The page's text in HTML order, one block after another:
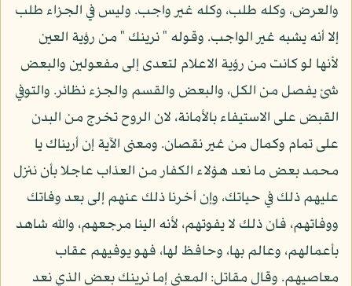
والعرض، وكله طلب، وكله غير واجب. وليس في الجزاء طلب
إلا أنه يشبه غير الواجب. وقوله " نرينك " من رؤية العين
لأنها لو كانت من رؤية الاعلام لتعدى إلى مفعولين والبعض
شئ يفصل من الكل، والبعض والقسم والجزء نظائر. والتوفي
القبض على الاستيفاء بالأمانة، لان الروح تخرج من البدن
على تمام وكمال من غير نقصان. ومعنى الآية إن أريناك يا
محمد بعض ما نعد هؤلاء الكفار من العذاب عاجلا بأن ننزل
عليهم ذلك في حياتك، وإن أخرنا ذلك عنهم إلى بعد وفاتك
ووفاتهم، فان ذلك لا يفوتهم، لأنه الينا مرجعهم، والله شاهد
بأعمالهم، وعالم بها، وحافظ لها، فهو يوفيهم عقاب
معاصيهم. وقال مقاتل: المعنى إما نرينك بعض الذي نعد